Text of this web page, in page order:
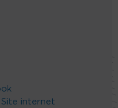
Site internet